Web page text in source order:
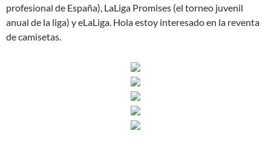
profesional de España), LaLiga Promises (el torneo juvenil
anual de la liga) y eLaLiga. Hola estoy interesado en la reventa
de camisetas.